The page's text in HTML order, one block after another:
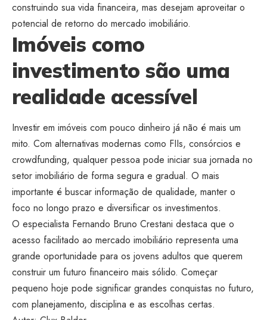
construindo sua vida financeira, mas desejam aproveitar o
potencial de retorno do mercado imobiliário.
Imóveis como
investimento são uma
realidade acessível
Investir em imóveis com pouco dinheiro já não é mais um
mito. Com alternativas modernas como FIIs, consórcios e
crowdfunding, qualquer pessoa pode iniciar sua jornada no
setor imobiliário de forma segura e gradual. O mais
importante é buscar informação de qualidade, manter o
foco no longo prazo e diversificar os investimentos.
O especialista Fernando Bruno Crestani destaca que o
acesso facilitado ao mercado imobiliário representa uma
grande oportunidade para os jovens adultos que querem
construir um futuro financeiro mais sólido. Começar
pequeno hoje pode significar grandes conquistas no futuro,
com planejamento, disciplina e as escolhas certas.